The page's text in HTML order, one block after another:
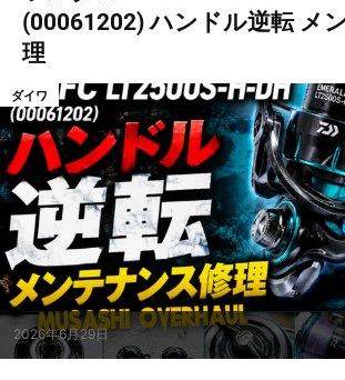
(00061202) ハンドル逆転 メ
理
2026年6月29日
ダイワ